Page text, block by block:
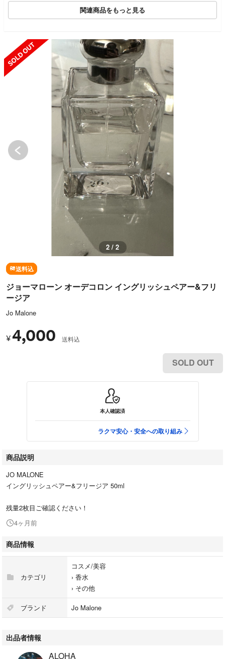
関連商品をもっと見る
SOLD OUT
2 / 2
送料込
ジョーマローン オーデコロン イングリッシュペアー&フリ
ージア
Jo Malone
¥4,000 送料込
SOLD OUT
本人確認済
ラクマ安心・安全への取り組み
商品説明
JO MALONE
イングリッシュペアー&フリージア 50ml
残量2枚目ご確認ください！
4ヶ月前
商品情報
カテゴリ
コスメ/美容
› 香水
› その他
ブランド Jo Malone
出品者情報
ALOHA